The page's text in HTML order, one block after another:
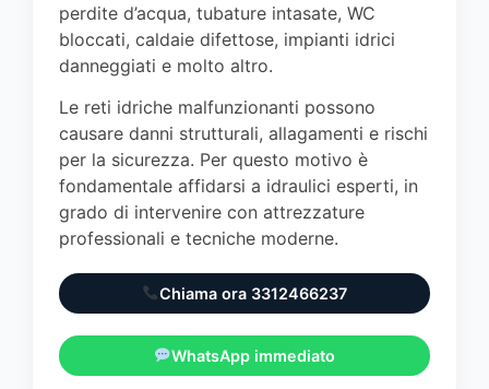
perdite d’acqua, tubature intasate, WC
bloccati, caldaie difettose, impianti idrici
danneggiati e molto altro.
Le reti idriche malfunzionanti possono
causare danni strutturali, allagamenti e rischi
per la sicurezza. Per questo motivo è
fondamentale affidarsi a idraulici esperti, in
grado di intervenire con attrezzature
professionali e tecniche moderne.
Chiama ora 3312466237
WhatsApp immediato